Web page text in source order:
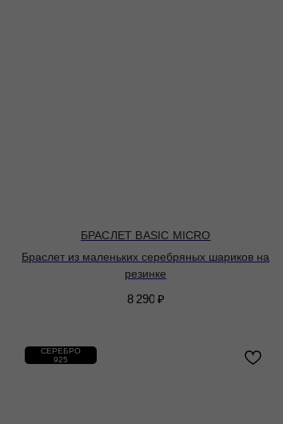
БРАСЛЕТ BASIC MICRO
Браслет из маленьких серебряных шариков на
резинке
8 290 ₽
СЕРЕБРО
925